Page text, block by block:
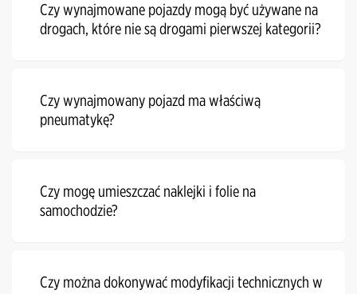
Czy wynajmowane pojazdy mogą być używane na
drogach, które nie są drogami pierwszej kategorii?
Czy wynajmowany pojazd ma właściwą
pneumatykę?
Czy mogę umieszczać naklejki i folie na
samochodzie?
Czy można dokonywać modyfikacji technicznych w